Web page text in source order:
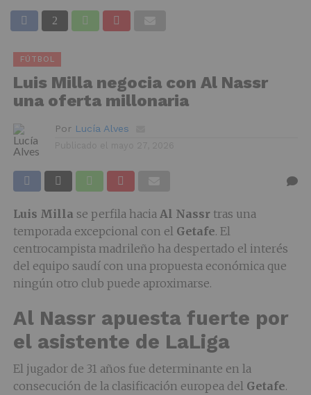
FÚTBOL
Luis Milla negocia con Al Nassr
una oferta millonaria
Por Lucía Alves
Luis Milla se perfila hacia Al Nassrtras una
temporada excepcional con el Getafe. El
centrocampista madrileño ha despertado el interés
del equipo saudí con una propuesta económica que
ningún otro club puede aproximarse.
Al Nassr apuesta fuerte por
el asistente de LaLiga
El jugador de 31 años fue determinante en la
consecución de la clasificación europea del Getafe.